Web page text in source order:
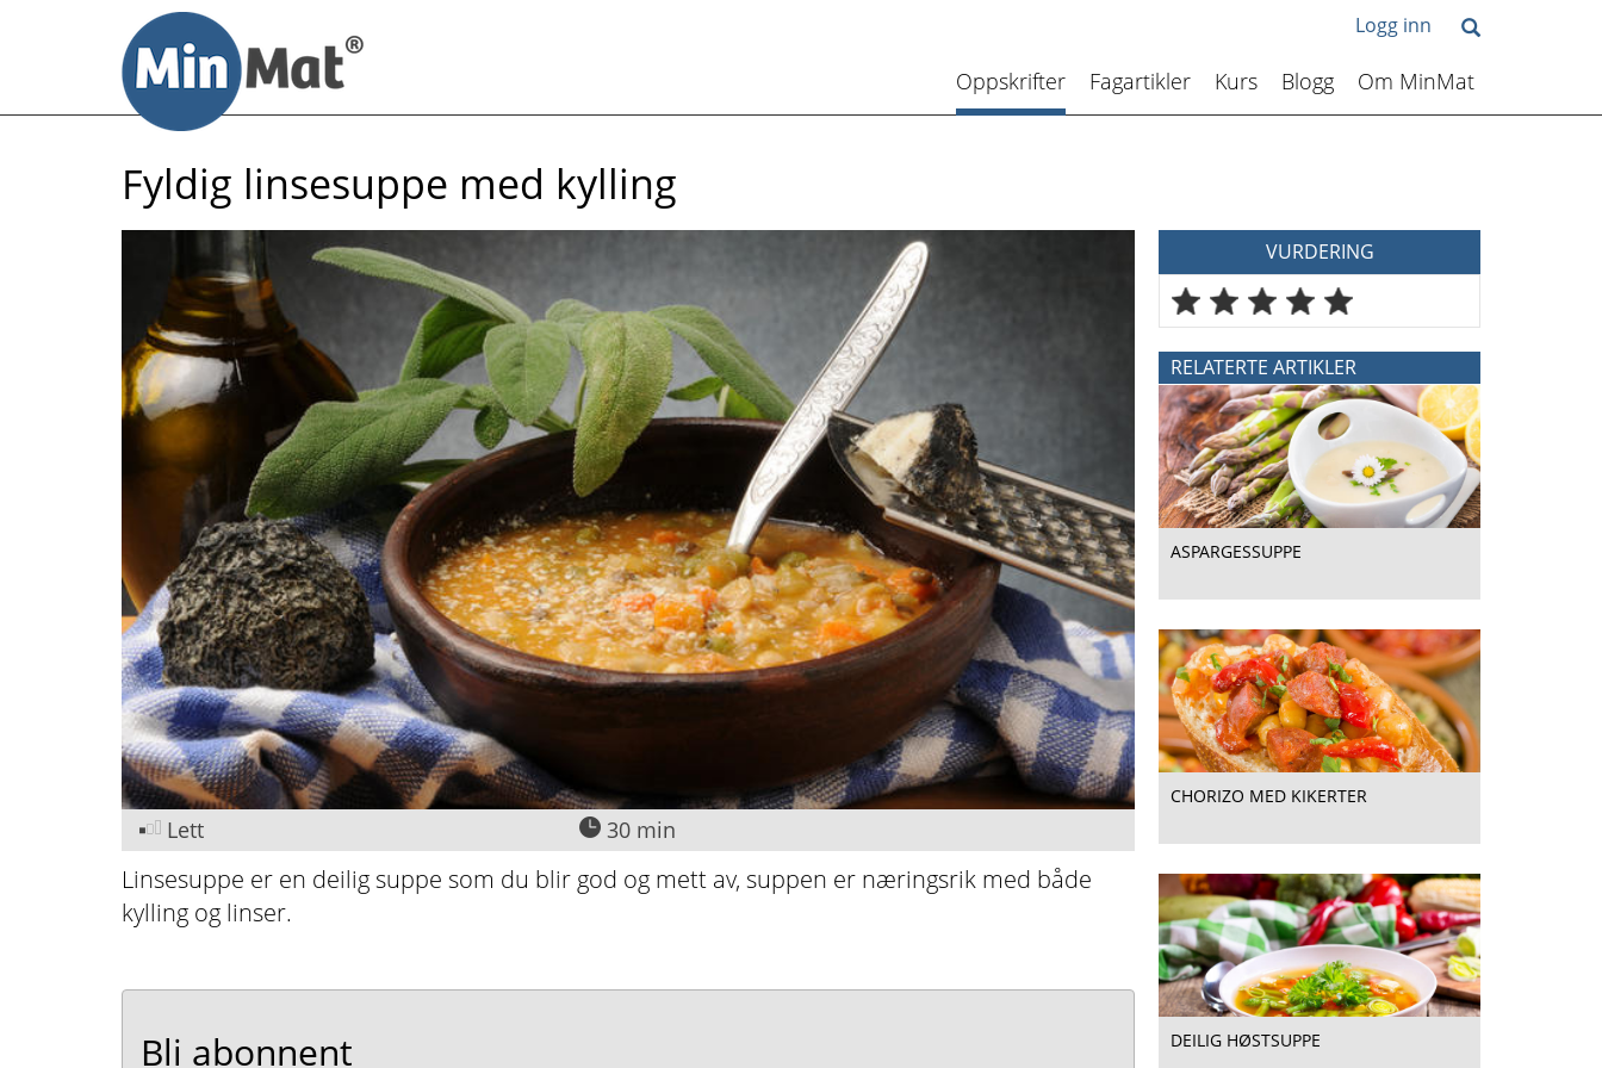
Logg inn
Oppskrifter Fagartikler Kurs Blogg Om MinMat
Fyldig linsesuppe med kylling
Lett 30 min
Linsesuppe er en deilig suppe som du blir god og mett av, suppen er næringsrik med både
kylling og linser.
Bli abonnent
VURDERING
RELATERTE ARTIKLER
ASPARGESSUPPE
CHORIZO MED KIKERTER
DEILIG HØSTSUPPE